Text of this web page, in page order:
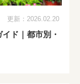
更新：2026.02.20
ド｜都市別・